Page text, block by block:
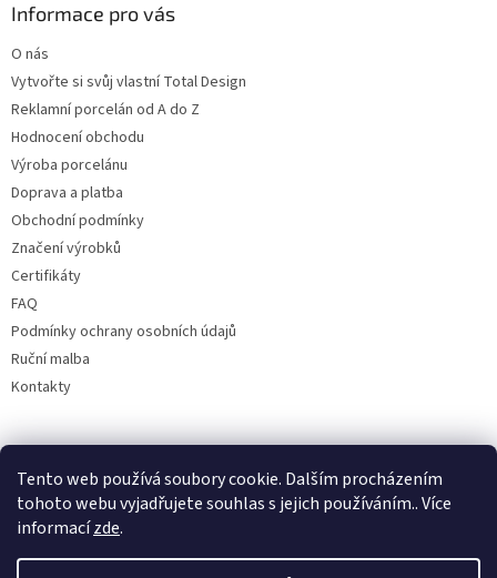
Tento web používá soubory cookie. Dalším procházením
tohoto webu vyjadřujete souhlas s jejich používáním.. Více
informacízde.
Informace pro vás
O nás
Vytvořte si svůj vlastní Total Design
Reklamní porcelán od A do Z
Hodnocení obchodu
Výroba porcelánu
Doprava a platba
Obchodní podmínky
Značení výrobků
Certifikáty
FAQ
Podmínky ochrany osobních údajů
Ruční malba
Kontakty
Facebook